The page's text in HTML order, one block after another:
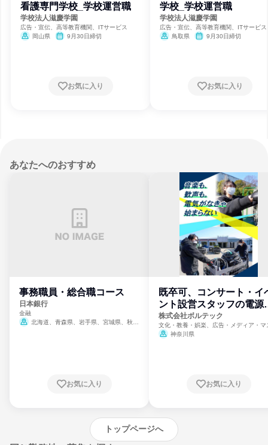
看護専門学校_学校運営職
学校法人滋慶学園
広告・宣伝、高等教育機関、ITサービス
岡山県
9月30日締切
お気に入り
学校_学校運営職
学校法人滋慶学園
広告・宣伝、高等教育機関、ITサービス
鳥取県
9月30日締切
お気に入り
あなたへのおすすめ
事務職員・総合職コース
日本銀行
金融
北海道、青森県、岩手県、宮城県、秋田
崎県、熊本県、大分県、宮崎県、鹿児島県、
お気に入り
既卒可、コンサート・イ
ント設営スタッフの電源
門
株式会社ボルテック
文化・教養・娯楽、広告・メディア・マ
ミ、電力・ガス・水道・エネルギー
神奈川県
お気に入り
トップページへ